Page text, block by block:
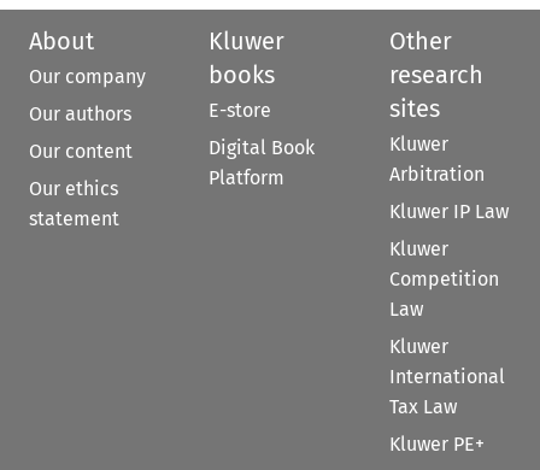
About
Our company
Our authors
Our content
Our ethics
statement
Kluwer
books
E-store
Digital Book
Platform
Other
research
sites
Kluwer
Arbitration
Kluwer IP Law
Kluwer
Competition
Law
Kluwer
International
Tax Law
Kluwer PE+